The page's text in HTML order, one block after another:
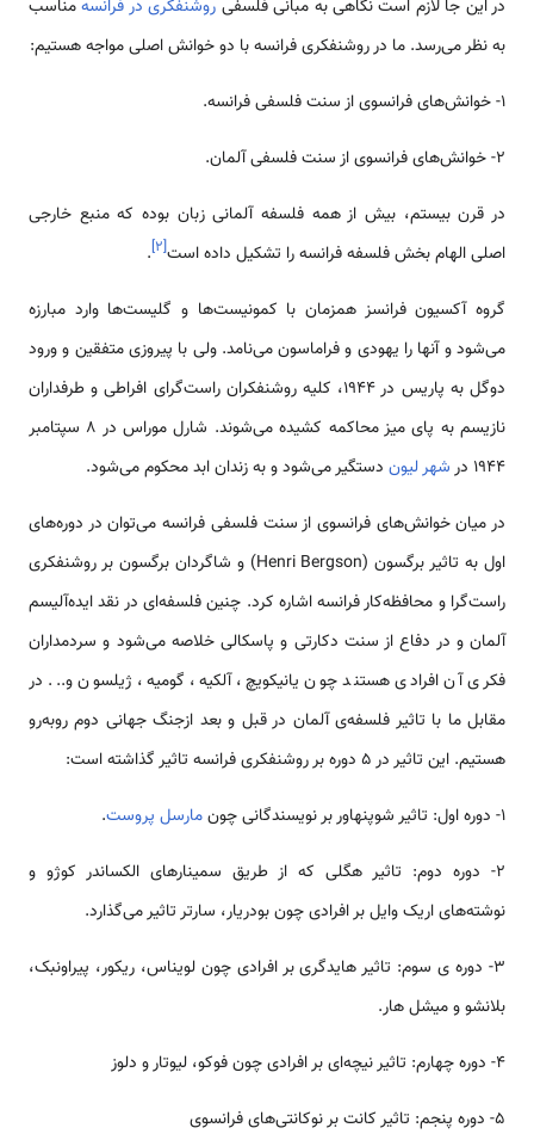
در این ‌جا لازم است نگاهی به مبانی فلسفی روشنفکری در فرانسهمناسب
به نظر می‌رسد. ما در روشنفکری فرانسه با دو خوانش اصلی مواجه هستیم:
1- خوانش‌های فرانسوی از سنت فلسفی فرانسه.
2- خوانش‌های فرانسوی از سنت فلسفی آلمان.
در قرن بیستم، بیش از همه فلسفه آلمانی زبان بوده که منبع خارجی
اصلی الهام بخش فلسفه فرانسه را تشکیل داده است[۲]
.
گروه آکسیون فرانسز همزمان با کمونیست‌ها و گلیست‌ها وارد مبارزه
می‌شود و آنها را یهودی و فراماسون می‌نامد. ولی با پیروزی متفقین و ورود
دوگل به پاریس در 1944، کلیه‌ روشنفکران راست‌گرای افراطی و طرفداران
نازیسم به پای میز محاکمه کشیده می‌شوند. شارل موراس در 8 سپتامبر
1944 در
شهر لیون دستگیر می‌شود و به زندان ابد محکوم می‌شود.
در میان خوانش‌های فرانسوی از سنت فلسفی فرانسه می‌توان در دوره‌های
اول به تاثیر برگسون (Henri Bergson) و شاگردان برگسون بر روشنفکری
راست‌گرا و محافظه‌کار فرانسه اشاره کرد. چنین فلسفه‌ای در نقد ایده‌آلیسم
آلمان و در دفاع از سنت دکارتی و پاسکالی خلاصه می‌شود و سردمداران
فکری آن افرادی هستند چون یانیکویچ، آلکیه، گومیه، ژیلسون و... در
مقابل ما با تاثیر فلسفه‌ی آلمان در قبل و بعد ازجنگ جهانی دوم روبه‌رو
هستیم. این تاثیر در 5 دوره بر روشنفکری فرانسه تاثیر گذاشته است:
1- دوره‌ اول: تاثیر شوپنهاور بر نویسندگانی چون مارسل پروست.
2- دوره‌ دوم: تاثیر هگلی که از طریق سمینارهای الکساندر کوژو و
نوشته‌های اریک وایل بر افرادی چون بودریار، سارتر تاثیر می‌گذارد.
3- دوره ی سوم: تاثیر هایدگری بر افرادی چون لویناس، ریکور، پیراونبک،
بلانشو و میشل هار.
4- دوره‌ چهارم: تاثیر نیچه‌ای بر افرادی چون فوکو، لیوتار و دلوز
5- دوره‌ پنجم: تاثیر کانت بر نوکانتی‌های فرانسوی